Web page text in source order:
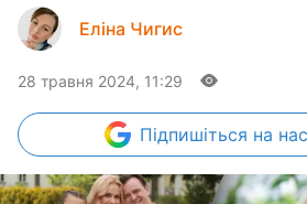
Еліна Чигис
28 травня 2024, 11:29
Підпишіться на